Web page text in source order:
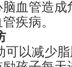
血管造
疾病。
以减少脂